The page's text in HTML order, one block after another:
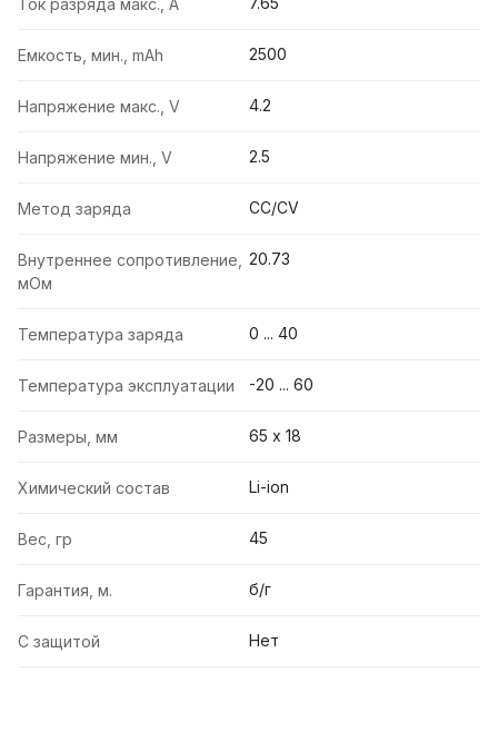
Ток разряда макс., A
Емкость, мин., mAh 2500
Напряжение макс., V 4.2
Напряжение мин., V 2.5
Метод заряда CC/CV
Внутреннее сопротивление,
мОм
20.73
Температура заряда 0 ... 40
Температура эксплуатации -20 ... 60
Размеры, мм 65 х 18
Химический состав Li-ion
Вес, гр 45
Гарантия, м. б/г
С защитой Нет